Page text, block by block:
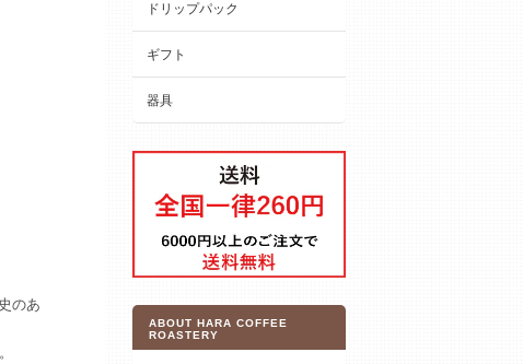
のあ
ドリップパック
ギフト
器具
ABOUT HARA COFFEE
ROASTERY